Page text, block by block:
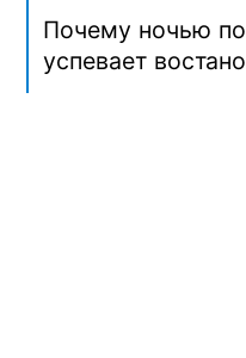
чем в постели, и включить
стабилизирующие мышцы.